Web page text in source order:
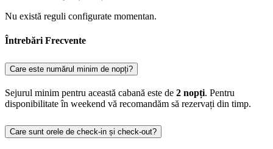
Nu există reguli configurate momentan.
Întrebări Frecvente
Care este numărul minim de nopți?
Sejurul minim pentru această cabană este de 2 nopți. Pentru
disponibilitate în weekend vă recomandăm să rezervați din timp.
Care sunt orele de check-in și check-out?